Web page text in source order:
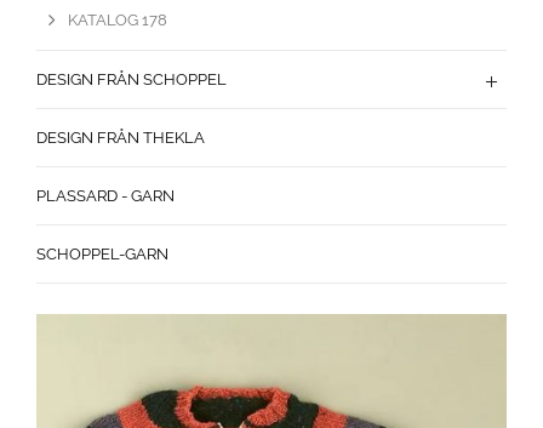
KATALOG 178
DESIGN FRÅN SCHOPPEL
DESIGN FRÅN THEKLA
PLASSARD - GARN
SCHOPPEL-GARN